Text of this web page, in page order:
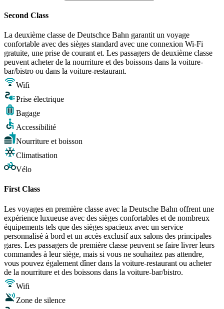
Second Class
La deuxième classe de Deutschce Bahn garantit un voyage
confortable avec des sièges standard avec une connexion Wi-Fi
gratuite, une prise de courant et. Les passagers de deuxième classe
peuvent acheter de la nourriture et des boissons dans la voiture-
bar/bistro ou dans la voiture-restaurant.
Wifi
Prise électrique
Bagage
Accessibilité
Nourriture et boisson
Climatisation
Vélo
First Class
Les voyages en première classe avec la Deutsche Bahn offrent une
expérience luxueuse avec des sièges confortables et de nombreux
équipements tels que des sièges spacieux avec un service
personnalisé à bord et un accès exclusif aux salons des principales
gares. Les passagers de première classe peuvent se faire livrer leurs
commandes à leur siège, mais si vous ne souhaitez pas attendre,
vous pouvez également dîner dans la voiture-restaurant ou acheter
de la nourriture et des boissons dans la voiture-bar/bistro.
Wifi
Zone de silence